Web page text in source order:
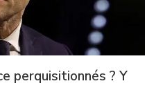
perquisitionnés ? Y